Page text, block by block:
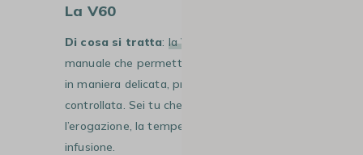
La V60
Di cosa si tratta: laV60
manuale che permette di estrarre il caffè
in maniera delicata, progressiva e
controllata. Sei tu che controlli
l’erogazione, la temperatura e il tempo di
infusione.